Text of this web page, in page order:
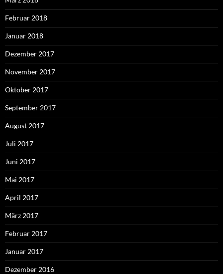
Februar 2018
Januar 2018
Dezember 2017
November 2017
Oktober 2017
September 2017
August 2017
Juli 2017
Juni 2017
Mai 2017
April 2017
März 2017
Februar 2017
Januar 2017
Dezember 2016